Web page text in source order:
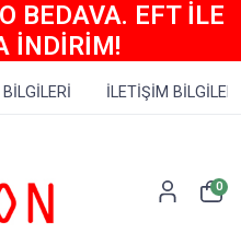
BEDAVA. EFT İLE
İNDİRİM!
İLETİŞİM BİLGİLERİ
0